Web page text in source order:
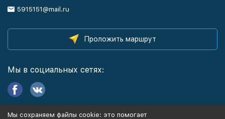
5915151@mail.ru
Проложить маршрут
Мы в социальных сетях:
Мы сохраняем файлы cookie: это помогает